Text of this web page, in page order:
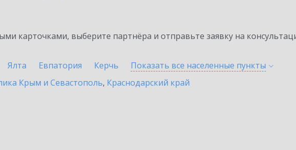
карточками, выберите партнёра и отправьте заявку на
Ялта Евпатория Керчь Показать все населенные пункты
Крым и Севастополь, Краснодарский край